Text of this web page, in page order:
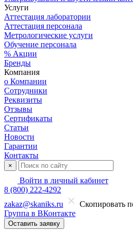
Услуги
Аттестация лаборатории
Аттестация персонала
Метрологические услуги
Обучение персонала
% Акции
Бренды
Компания
о Компании
Сотрудники
Реквизиты
Отзывы
Сертификаты
Статьи
Новости
Гарантии
Контакты
×
Войти в личный кабинет
8 (800) 222-4292
zakaz@skaniks.ru
Скопировать
Группа в ВКонтакте
Оставить заявку